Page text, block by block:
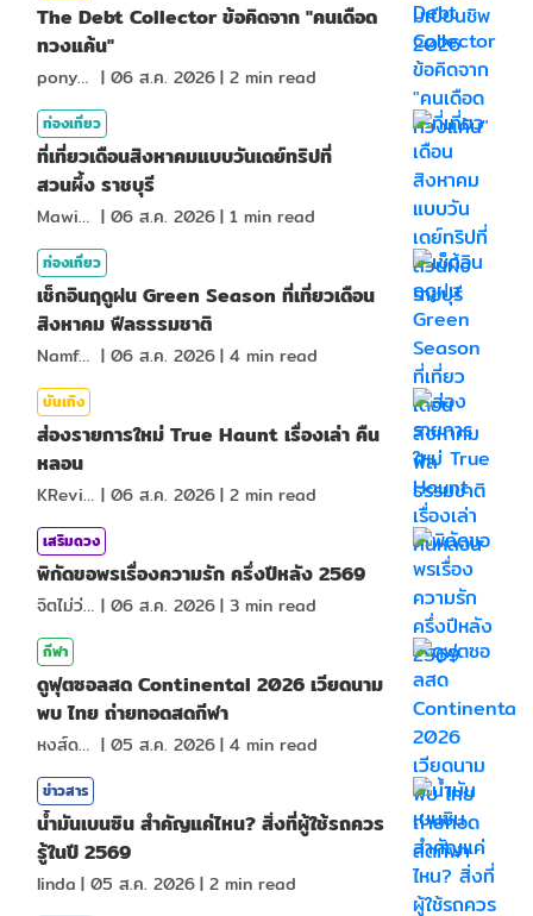
The Debt Collector ข้อคิดจาก "คนเดือด
ทวงแค้น"
ponydiary | 06 ส.ค. 2026| 2 min read
ท่องเที่ยว
ที่เที่ยวเดือนสิงหาคมแบบวันเดย์ทริปที่
สวนผึ้ง ราชบุรี
MawinMatravel | 06 ส.ค. 2026| 1 min read
ท่องเที่ยว
เช็กอินฤดูฝน Green Season ที่เที่ยวเดือน
สิงหาคม ฟีลธรรมชาติ
NamfahPhupha | 06 ส.ค. 2026| 4 min read
บันเทิง
ส่องรายการใหม่ True Haunt เรื่องเล่า คืน
หลอน
KReview | 06 ส.ค. 2026| 2 min read
เสริมดวง
พิกัดขอพรเรื่องความรัก ครึ่งปีหลัง 2569
จิตไม่ว่าง | 06 ส.ค. 2026| 3 min read
กีฬา
ดูฟุตซอลสด Continental 2026 เวียดนาม
พบ ไทย ถ่ายทอดสดกีฬา
หงส์ดรุณ | 05 ส.ค. 2026| 4 min read
ข่าวสาร
น้ำมันเบนซิน สำคัญแค่ไหน? สิ่งที่ผู้ใช้รถควร
รู้ในปี 2569
linda | 05 ส.ค. 2026| 2 min read